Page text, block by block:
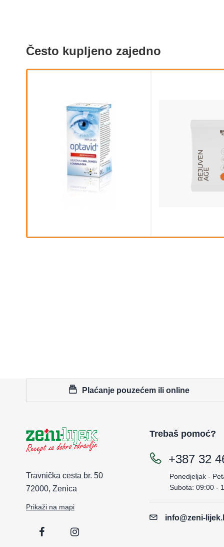
Često kupljeno zajedno
Plaćanje pouzećem ili online
Travnička cesta br. 50
72000, Zenica
Prikaži na mapi
Trebaš pomoć?
+387 32
Ponedjeljak -
Subota: 09:00 -
info@zeni-